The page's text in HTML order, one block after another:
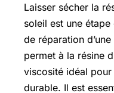
Laisser sécher la
soleil est une
de réparation
permet à la résine
viscosité idéal
durable. Il est